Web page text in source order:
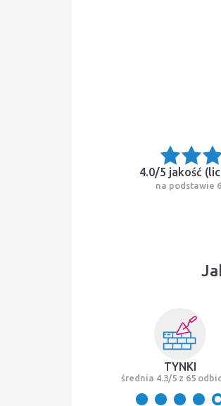
4.0/5 jakość (
na podstawie
TYNKI
średnia 4.3/5 z 65